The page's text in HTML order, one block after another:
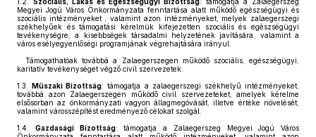
Megyei Jogú Város Önkormányzata fenntartása alatt működő egészségügyi és
szociális intézményeket , valamint azon intézményeket, melyek zalaegerszegi
székhelyűek és támogatási kérelmük kifejezetten szociális és egészségügyi
tevékenységre, a kisebbségek társadalmi helyzetének javítására, valamint a
város esélyegyenlőségi programjának végrehajtására irányul.
Támogathatóak továbbá a Zalaegerszegen működő szociális, egészségügyi,
karitatív tevékenységet végző civil szervezetek.
1.3.
Műszaki Bizottság: támogatja a zalaegerszegi székhelyű intézményeket,
továbbá azon Zalaegerszegen működő civil szervezeteket, amelyek kérelme
elsősorban az önkormányzati vagyon állagmegóvását, illetve értéke növelését,
valamint városszépítést eredményező célokat szolgál.
1.4.
Gazdasági Bizottság: támogatja a Zalaegerszeg Megyei Jogú Város